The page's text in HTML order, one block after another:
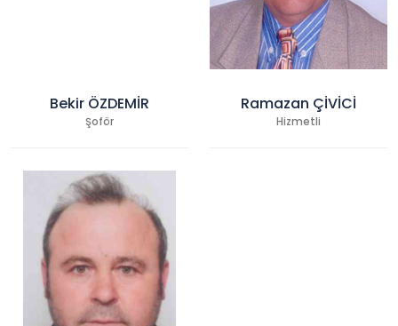
Bekir ÖZDEMİR
Şoför
Ramazan ÇİVİCİ
Hizmetli